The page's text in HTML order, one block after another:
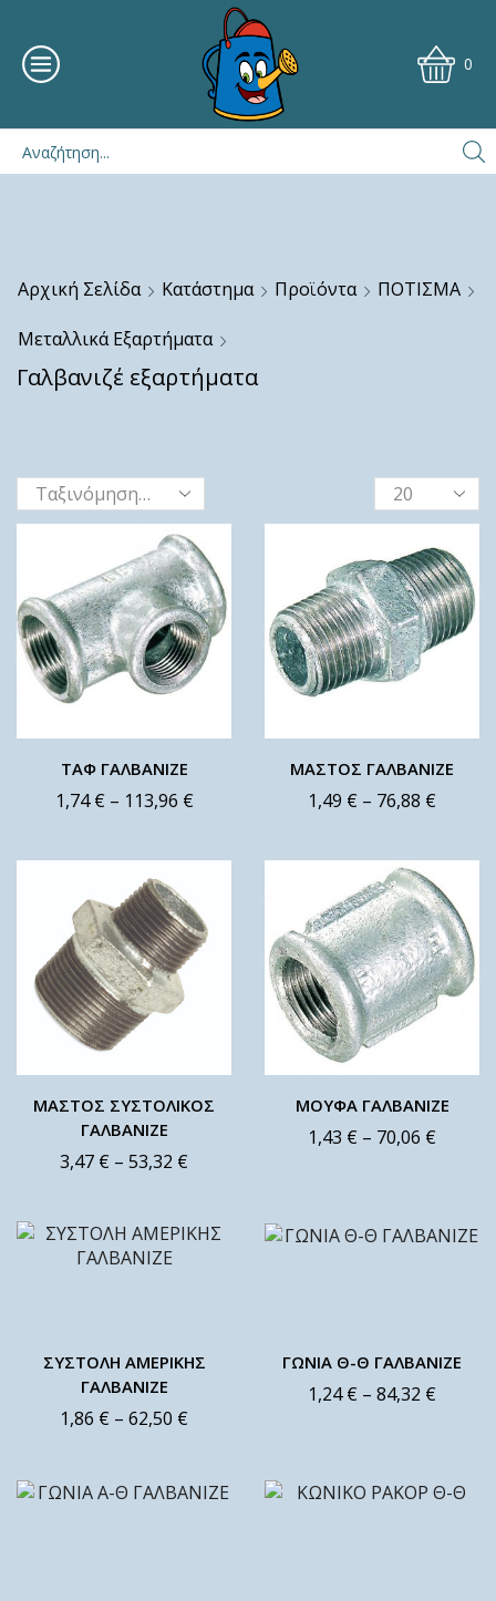
0
Αρχική Σελίδα Κατάστημα Προϊόντα ΠΟΤΙΣΜΑ
Μεταλλικά Εξαρτήματα
Γαλβανιζέ εξαρτήματα
ΤΑΦ ΓΑΛΒΑΝΙΖΕ
1,74€ – 113,96 €
ΜΑΣΤΟΣ ΓΑΛΒΑΝΙΖΕ
1,49 € – 76,88 €
ΜΑΣΤΟΣ ΣΥΣΤΟΛΙΚΟΣ
ΓΑΛΒΑΝΙΖΕ
3,47 € – 53,32 €
ΜΟΥΦΑ ΓΑΛΒΑΝΙΖΕ
1,43 € – 70,06 €
ΣΥΣΤΟΛΗ ΑΜΕΡΙΚΗΣ
ΓΑΛΒΑΝΙΖΕ
1,86 € – 62,50 €
ΓΩΝΙΑ Θ-Θ ΓΑΛΒΑΝΙΖΕ
1,24€ – 84,32 €